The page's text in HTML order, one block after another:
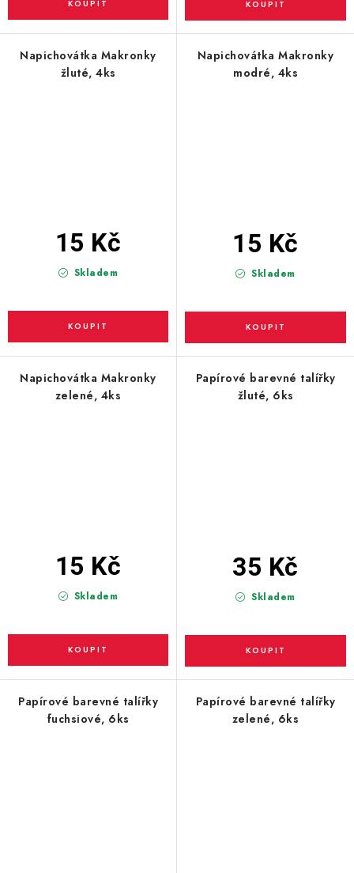
Napichovátka Makronky
žluté, 4ks
Skladem
15 Kč
Napichovátka Makronky
modré, 4ks
Skladem
15 Kč
Napichovátka Makronky
zelené, 4ks
Skladem
15 Kč
Papírové barevné talířky
žluté, 6ks
Skladem
35 Kč
Papírové barevné talířky
fuchsiové, 6ks
Papírové barevné talířky
zelené, 6ks